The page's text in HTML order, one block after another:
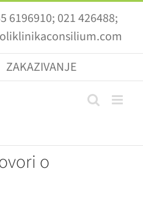
6196910; 021 426488;
ZAKAZIVANJE
o